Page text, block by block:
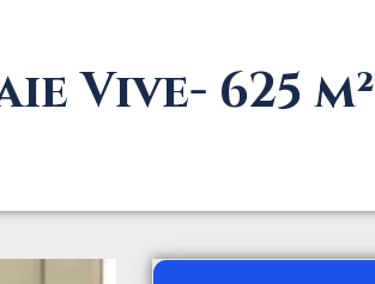
Vive- 625 m²